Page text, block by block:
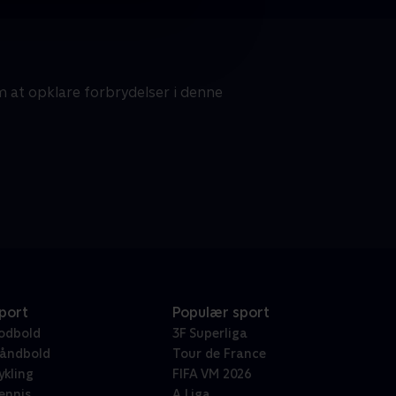
at opklare forbrydelser i denne
Populær sport
3F Superliga
Tour de France
FIFA VM 2026